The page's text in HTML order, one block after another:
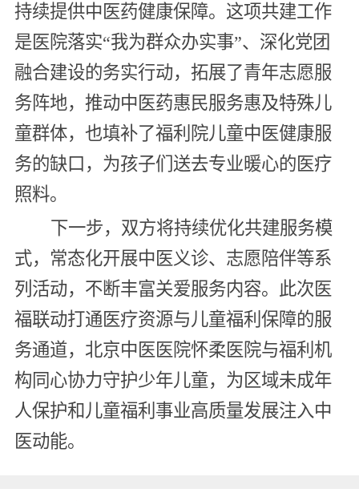
持续提供中医药健康保障。这项共建工作
是医院落实“我为群众办实事”、深化党团
融合建设的务实行动，拓展了青年志愿服
务阵地，推动中医药惠民服务惠及特殊儿
童群体，也填补了福利院儿童中医健康服
务的缺口，为孩子们送去专业暖心的医疗
照料。
下一步，双方将持续优化共建服务模
式，常态化开展中医义诊、志愿陪伴等系
列活动，不断丰富关爱服务内容。此次医
福联动打通医疗资源与儿童福利保障的服
务通道，北京中医医院怀柔医院与福利机
构同心协力守护少年儿童，为区域未成年
人保护和儿童福利事业高质量发展注入中
医动能。